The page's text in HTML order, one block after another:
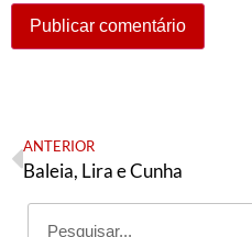
ANTERIOR
Baleia, Lira e Cunha